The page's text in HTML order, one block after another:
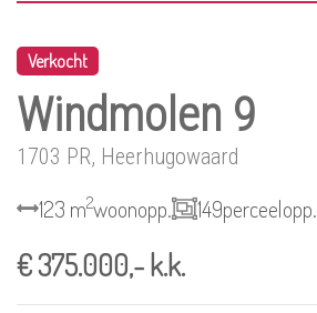
Verkocht
Windmolen 9
1703 PR, Heerhugowaard
123 m2woonopp. 149perceelopp.
€ 375.000,- k.k.